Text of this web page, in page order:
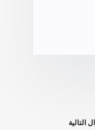
ال التالية